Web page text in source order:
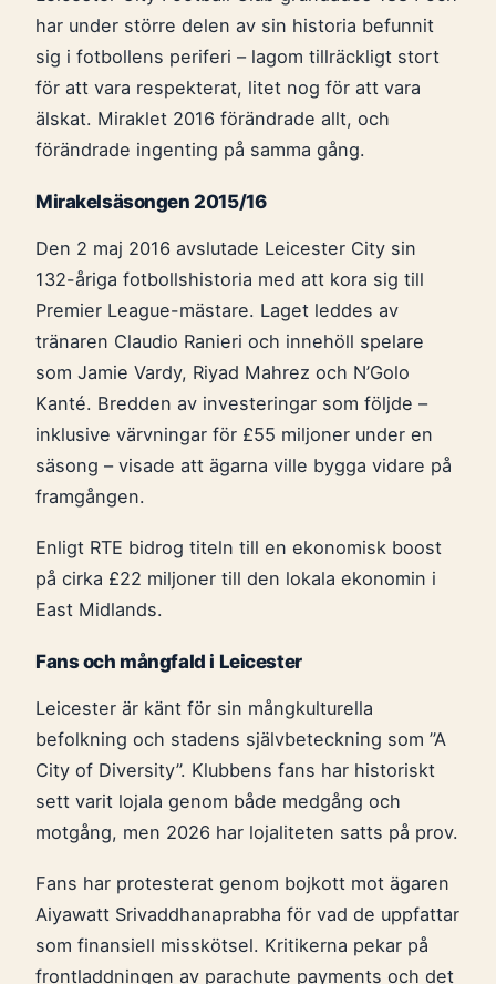
har under större delen av sin historia befunnit
sig i fotbollens periferi – lagom tillräckligt stort
för att vara respekterat, litet nog för att vara
älskat. Miraklet 2016 förändrade allt, och
förändrade ingenting på samma gång.
Mirakelsäsongen 2015/16
Den 2 maj 2016 avslutade Leicester City sin
132-åriga fotbollshistoria med att kora sig till
Premier League-mästare. Laget leddes av
tränaren Claudio Ranieri och innehöll spelare
som Jamie Vardy, Riyad Mahrez och N’Golo
Kanté. Bredden av investeringar som följde –
inklusive värvningar för £55 miljoner under en
säsong – visade att ägarna ville bygga vidare på
framgången.
Enligt RTE bidrog titeln till en ekonomisk boost
på cirka £22 miljoner till den lokala ekonomin i
East Midlands.
Fans och mångfald i Leicester
Leicester är känt för sin mångkulturella
befolkning och stadens självbeteckning som ”A
City of Diversity”. Klubbens fans har historiskt
sett varit lojala genom både medgång och
motgång, men 2026 har lojaliteten satts på prov.
Fans har protesterat genom bojkott mot ägaren
Aiyawatt Srivaddhanaprabha för vad de uppfattar
som finansiell misskötsel. Kritikerna pekar på
frontladdningen av parachute payments och det